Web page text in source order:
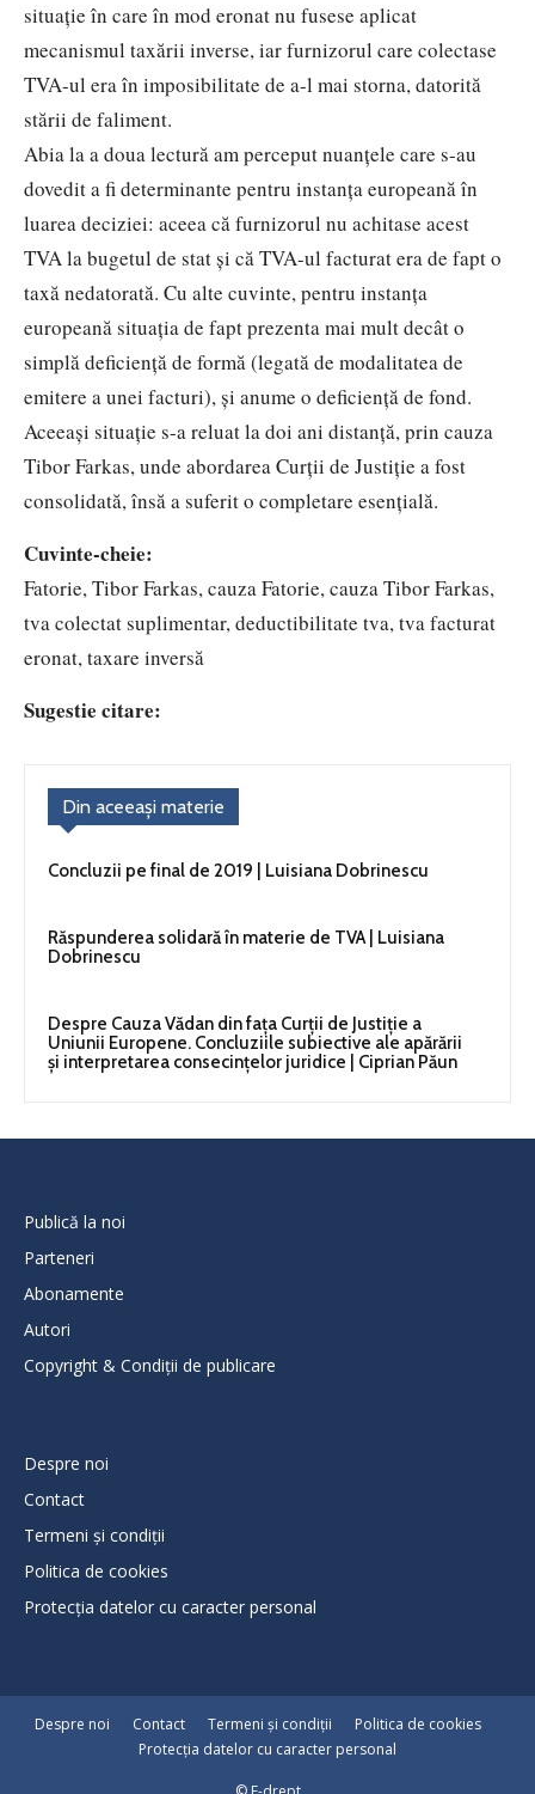
situație în care în mod eronat nu fusese aplicat
mecanismul taxării inverse, iar furnizorul care colectase
TVA-ul era în imposibilitate de a-l mai storna, datorită
stării de faliment.
Abia la a doua lectură am perceput nuanțele care s-au
dovedit a fi determinante pentru instanța europeană în
luarea deciziei: aceea că furnizorul nu achitase acest
TVA la bugetul de stat și că TVA-ul facturat era de fapt o
taxă nedatorată. Cu alte cuvinte, pentru instanța
europeană situația de fapt prezenta mai mult decât o
simplă deficiență de formă (legată de modalitatea de
emitere a unei facturi), și anume o deficiență de fond.
Aceeași situație s-a reluat la doi ani distanță, prin cauza
Tibor Farkas, unde abordarea Curții de Justiție a fost
consolidată, însă a suferit o completare esențială.
Cuvinte-cheie:
Fatorie, Tibor Farkas, cauza Fatorie, cauza Tibor Farkas,
tva colectat suplimentar, deductibilitate tva, tva facturat
eronat, taxare inversă
Sugestie citare:
Din aceeași materie
Concluzii pe final de 2019 | Luisiana Dobrinescu
Răspunderea solidară în materie de TVA | Luisiana
Dobrinescu
Despre Cauza Vădan din fața Curții de Justiție a
Uniunii Europene. Concluziile subiective ale apărării
și interpretarea consecințelor juridice | Ciprian Păun
Publică la noi
Parteneri
Abonamente
Autori
Copyright & Condiții de publicare
Despre noi
Contact
Termeni și condiții
Politica de cookies
Protecţia datelor cu caracter personal
Despre noi Contact Termeni și condiții
Politica de cookies
Protecţia datelor cu caracter personal